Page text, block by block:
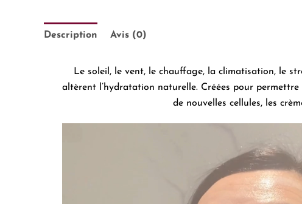
Description Avis (0)
Le soleil, le vent, le chauffage, la climatisation, le
altèrent l’hydratation naturelle. Créées pour
de nouvelles cellules, les